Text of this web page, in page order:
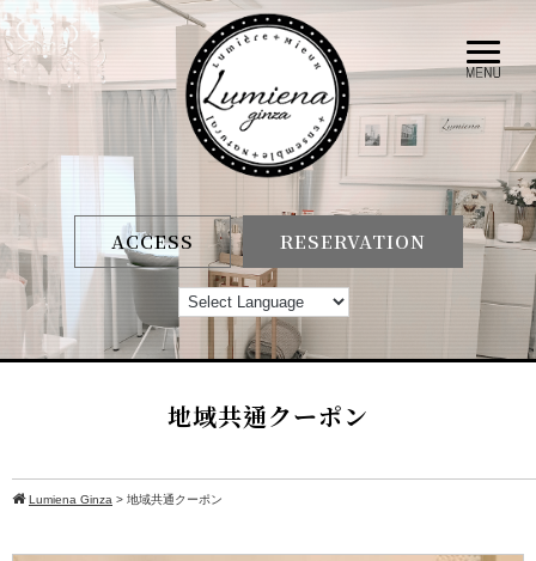
ACCESS RESERVATION
地域共通クーポン
Lumiena Ginza > 地域共通クーポン